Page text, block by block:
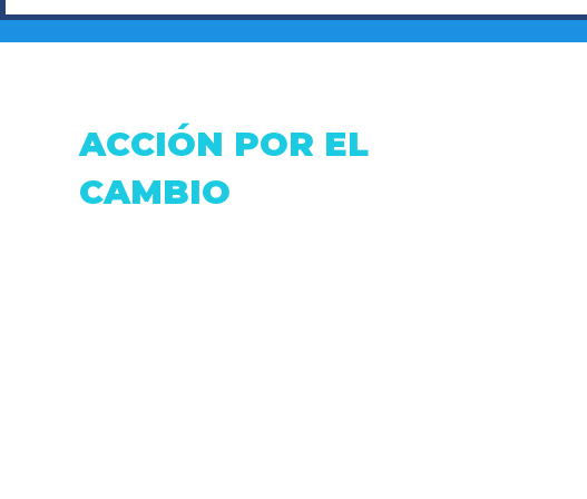
LABOR SOCIAL A
TRAVÉS DEL BOXEO
ROSA VALENCIA,
FUTUROS
ACCIÓN POR EL
CAMBIO